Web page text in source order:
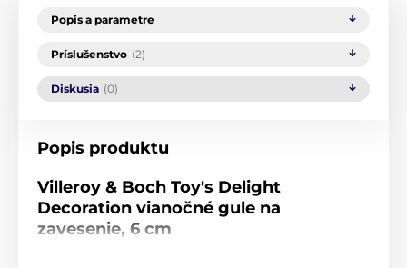
Popis a parametre
Príslušenstvo (2)
Diskusia (0)
Popis produktu
Villeroy & Boch Toy's Delight
Decoration vianočné gule na
zavesenie, 6 cm